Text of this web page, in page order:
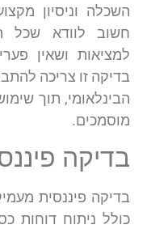
השכלה וניסיון
חשוב לוודא שכל
למציאות ושאין
בדיקה זו צריכה
הבינלאומי, תוך
מוסמכים.
בדיקה
בדיקה פיננסית
כולל ניתוח דוחות